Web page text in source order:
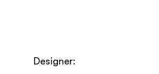
Designer: